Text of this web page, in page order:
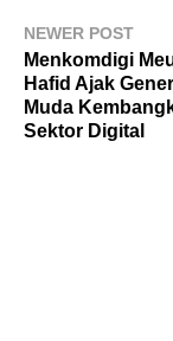
NEWER POST
Menkomdigi
Hafid Ajak
Muda
Sektor Digital